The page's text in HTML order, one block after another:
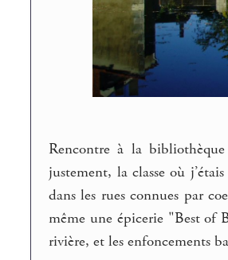
Rencontre à la
justement, la classe où
dans les rues connues par
même une épicerie "Best of
rivière, et les enfoncements